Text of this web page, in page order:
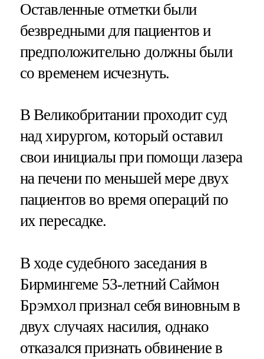
Оставленные отметки были
безвредными для пациентов и
предположительно должны были
со временем исчезнуть.
В Великобритании проходит суд
над хирургом, который оставил
свои инициалы при помощи лазера
на печени по меньшей мере двух
пациентов во время операций по
их пересадке.
В ходе судебного заседания в
Бирмингеме 53-летний Саймон
Брэмхол признал себя виновным в
двух случаях насилия, однако
отказался признать обвинение в